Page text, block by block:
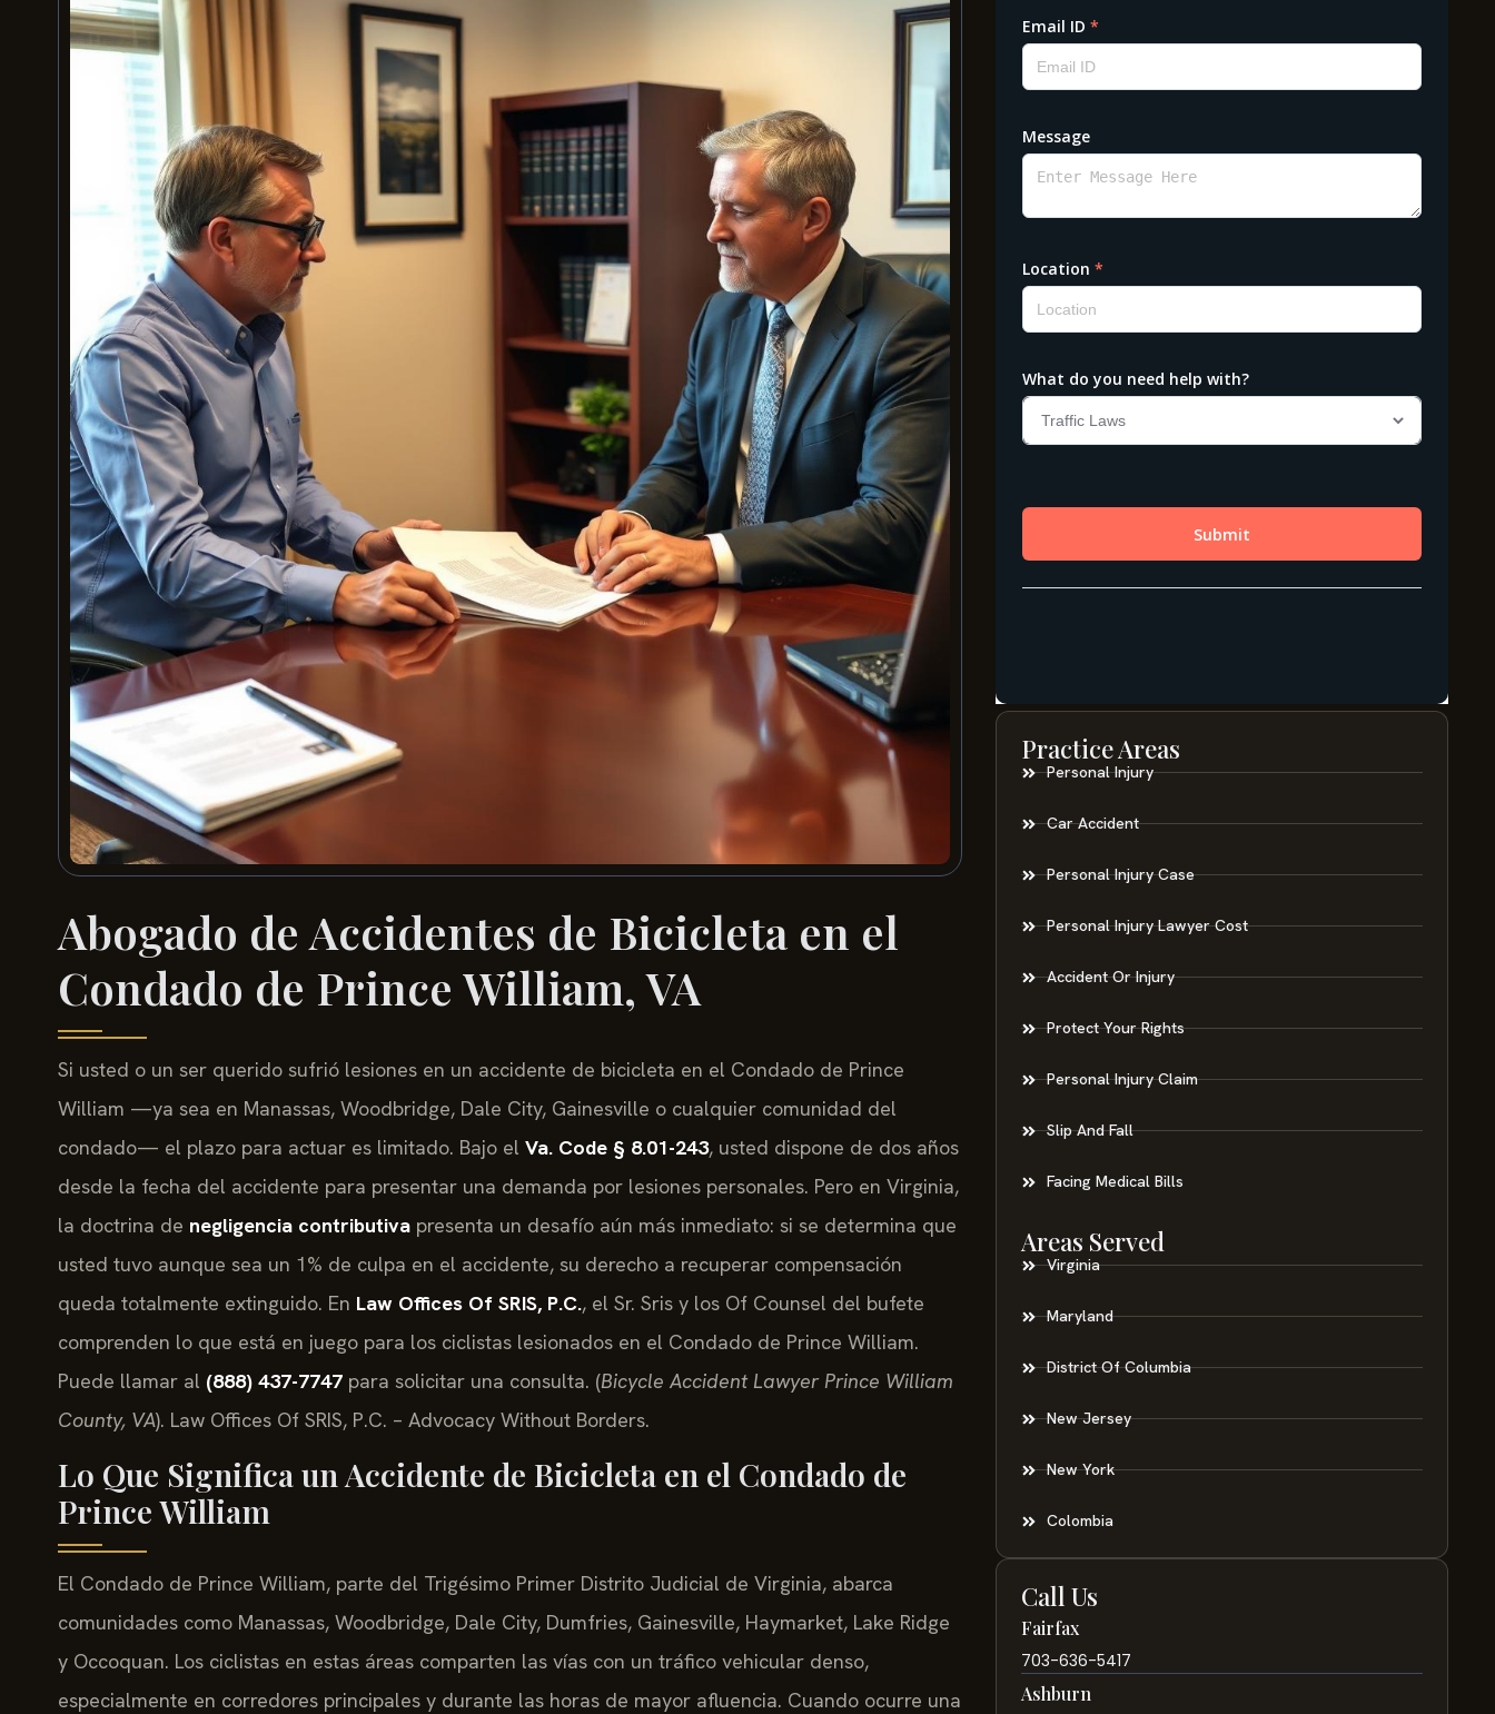
Abogado de Accidentes de Bicicleta en el
Condado de Prince William, VA
Si usted o un ser querido sufrió lesiones en un accidente de bicicleta en el Condado de Prince
William —ya sea en Manassas, Woodbridge, Dale City, Gainesville o cualquier comunidad del
condado— el plazo para actuar es limitado. Bajo el Va. Code § 8.01-243, usted dispone de dos años
desde la fecha del accidente para presentar una demanda por lesiones personales. Pero en Virginia,
la doctrina de negligencia contributiva presenta un desafío aún más inmediato: si se determina que
usted tuvo aunque sea un 1% de culpa en el accidente, su derecho a recuperar compensación
queda totalmente extinguido. En Law Offices Of SRIS, P.C., el Sr. Sris y los Of Counsel del bufete
comprenden lo que está en juego para los ciclistas lesionados en el Condado de Prince William.
Puede llamar al (888) 437-7747 para solicitar una consulta. (Bicycle Accident Lawyer Prince William
County, VA). Law Offices Of SRIS, P.C. – Advocacy Without Borders.
Lo Que Significa un Accidente de Bicicleta en el Condado de
Prince William
El Condado de Prince William, parte del Trigésimo Primer Distrito Judicial de Virginia, abarca
comunidades como Manassas, Woodbridge, Dale City, Dumfries, Gainesville, Haymarket, Lake Ridge
y Occoquan. Los ciclistas en estas áreas comparten las vías con un tráfico vehicular denso,
especialmente en corredores principales y durante las horas de mayor afluencia. Cuando ocurre una
Practice Areas
Personal Injury
Car Accident
Personal Injury Case
Personal Injury Lawyer Cost
Accident Or Injury
Protect Your Rights
Personal Injury Claim
Slip And Fall
Facing Medical Bills
Areas Served
Virginia
Maryland
District Of Columbia
New Jersey
New York
Colombia
Call Us
Fairfax
703-636-5417
Ashburn